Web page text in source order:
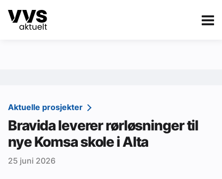
Kategorier
Sanitær
Ventilasjon
Varme og energi
Byggautomasjon
Aktuelle prosjekter
Bravida leverer rørløsninger til
nye Komsa skole i Alta
25 juni 2026